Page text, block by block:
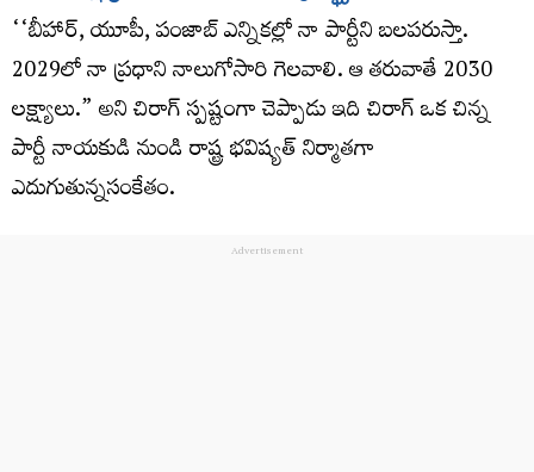
‘‘బీహార్, యూపీ, పంజాబ్ ఎన్నికల్లో నా పార్టీని బలపరుస్తా.
2029లో నా ప్రధాని నాలుగోసారి గెలవాలి. ఆ తరువాతే 2030
లక్ష్యాలు.” అని చిరాగ్ స్పష్టంగా చెప్పాడు ఇది చిరాగ్​ ఒక చిన్న
పార్టీ నాయకుడి నుండి రాష్ట్ర భవిష్యత్​ నిర్మాతగా
ఎదుగుతున్నసంకేతం.